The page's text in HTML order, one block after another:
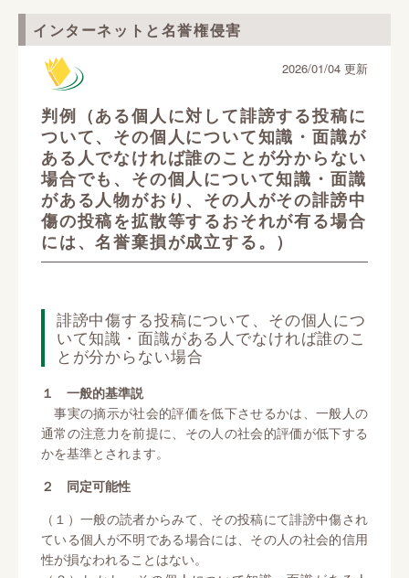
インターネットと名誉権侵害
判例（ある個人に対して誹謗する投稿に
ついて、その個人について知識・面識が
ある人でなければ誰のことが分からない
場合でも、その個人について知識・面識
がある人物がおり、その人がその誹謗中
傷の投稿を拡散等するおそれが有る場合
には、名誉棄損が成立する。）
2026/01/04 更新
誹謗中傷する投稿について、その個人につ
いて知識・面識がある人でなければ誰のこ
とが分からない場合
１ 一般的基準説
事実の摘示が社会的評価を低下させるかは、一般人の
通常の注意力を前提に、その人の社会的評価が低下する
かを基準とされます。
２ 同定可能性
（１）一般の読者からみて、その投稿にて誹謗中傷され
ている個人が不明である場合には、その人の社会的信用
性が損なわれることはない。